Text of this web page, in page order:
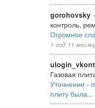
gorohovsky
контроль,
Огромное
1 год 11
Газовая
Уточнение -
плиту была...